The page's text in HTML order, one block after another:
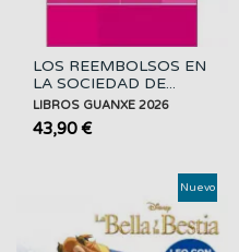
LOS REEMBOLSOS EN
LA SOCIEDAD DE...
LIBROS GUANXE 2026
43,90 €
Nuevo